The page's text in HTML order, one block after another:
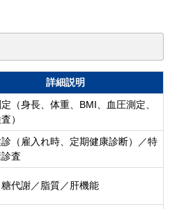
詳細説明
（身長、体重、BMI、血圧測定、
）
（雇入れ時、定期健康診断）／特
査
代謝／脂質／肝機能